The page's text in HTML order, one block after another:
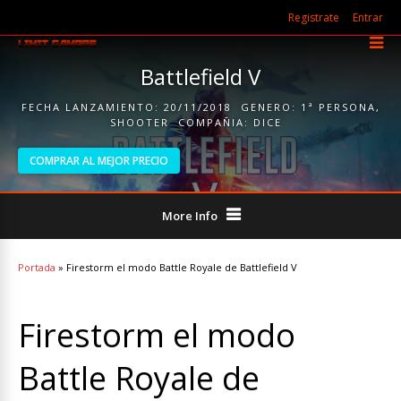
Registrate Entrar
Battlefield V
FECHA LANZAMIENTO: 20/11/2018 GENERO: 1ª PERSONA,
SHOOTER
COMPAÑIA: DICE
COMPRAR AL MEJOR PRECIO
More Info
Portada » Firestorm el modo Battle Royale de Battlefield V
Firestorm el modo
Battle Royale de